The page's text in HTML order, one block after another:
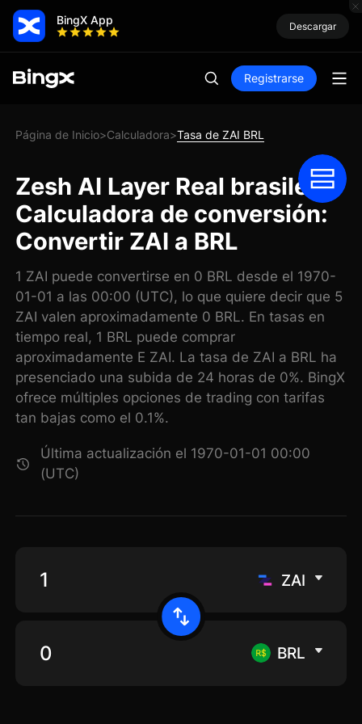
BingX App Descargar
Registrarse
Página de Inicio>Calculadora>Tasa de ZAI BRL
Zesh AI Layer Real brasileño
Calculadora de conversión:
Convertir ZAI a BRL
1 ZAI puede convertirse en 0 BRL desde el 1970-
01-01 a las 00:00 (UTC), lo que quiere decir que 5
ZAI valen aproximadamente 0 BRL. En tasas en
tiempo real, 1 BRL puede comprar
aproximadamente E ZAI. La tasa de ZAI a BRL ha
presenciado una subida de 24 horas de 0%. BingX
ofrece múltiples opciones de trading con tarifas
tan bajas como el 0.1%.
Última actualización el 1970-01-01 00:00
(UTC)
ZAI
BRL